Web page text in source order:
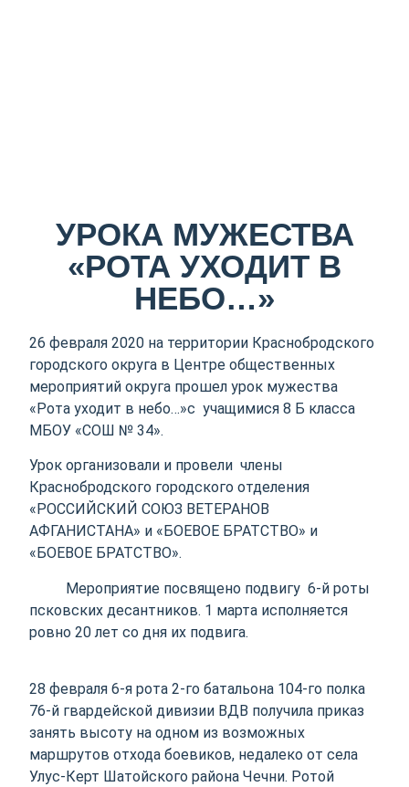
УРОКА МУЖЕСТВА
«РОТА УХОДИТ В
НЕБО…»
26 февраля 2020 на территории Краснобродского
городского округа в Центре общественных
мероприятий округа прошел урок мужества
«Рота уходит в небо…»с учащимися 8 Б класса
МБОУ «СОШ № 34».
Урок организовали и провели члены
Краснобродского городского отделения
«РОССИЙСКИЙ СОЮЗ ВЕТЕРАНОВ
АФГАНИСТАНА» и «БОЕВОЕ БРАТСТВО» и
«БОЕВОЕ БРАТСТВО».
Мероприятие посвящено подвигу 6-й роты
псковских десантников. 1 марта исполняется
ровно 20 лет со дня их подвига.
28 февраля 6-я рота 2-го батальона 104-го полка
76-й гвардейской дивизии ВДВ получила приказ
занять высоту на одном из возможных
маршрутов отхода боевиков, недалеко от села
Улус-Керт Шатойского района Чечни. Ротой